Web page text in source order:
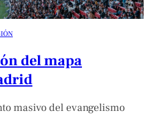
del mapa
masivo del evangelismo